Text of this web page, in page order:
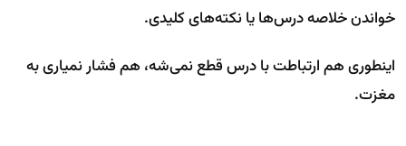
خواندن خلاصه درس‌ها یا نکته‌های کلیدی.
اینطوری هم ارتباطت با درس قطع نمی‌شه، هم فشار نمیاری به
مغزت.